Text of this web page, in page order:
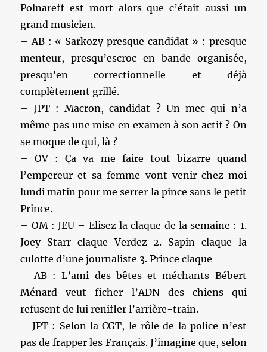
Polnareff est mort alors que c’était aussi un
grand musicien.
– AB : « Sarkozy presque candidat » : presque
menteur, presqu’escroc en bande organisée,
presqu’en correctionnelle et déjà
complètement grillé.
– JPT : Macron, candidat ? Un mec qui n’a
même pas une mise en examen à son actif ? On
se moque de qui, là ?
– OV : Ça va me faire tout bizarre quand
l’empereur et sa femme vont venir chez moi
lundi matin pour me serrer la pince sans le petit
Prince.
– OM : JEU – Elisez la claque de la semaine : 1.
Joey Starr claque Verdez 2. Sapin claque la
culotte d’une journaliste 3. Prince claque
– AB : L’ami des bêtes et méchants Bébert
Ménard veut ficher l’ADN des chiens qui
refusent de lui renifler l’arrière-train.
– JPT : Selon la CGT, le rôle de la police n’est
pas de frapper les Français. J’imagine que, selon